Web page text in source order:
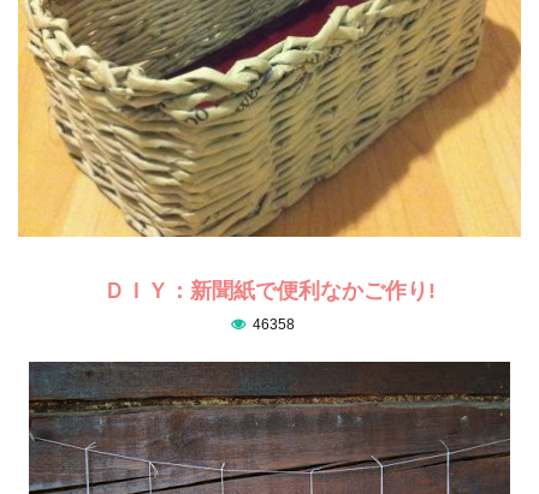
ＤＩＹ：新聞紙で便利なかご作り!
46358